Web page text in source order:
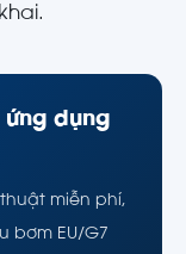
dụng
thuật miễn phí,
bơm EU/G7